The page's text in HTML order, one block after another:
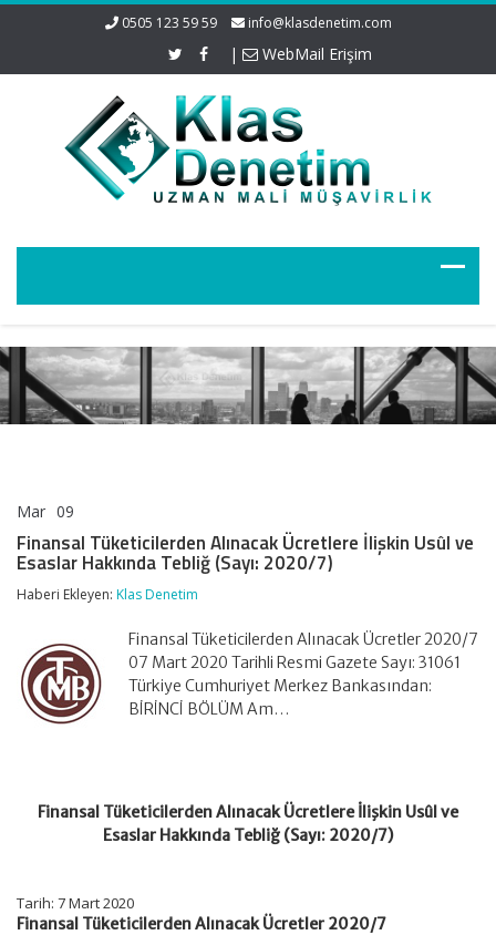
0505 123 59 59 info@klasdenetim.com
| WebMail Erişim
Mar 09
Alınacak
Ücretlere
İlişkin
Usûl
Esaslar
Hakkında
Tebliğ
(Sayı:
2020/7)
Finansal Tüketicilerden Alınacak Ücretlere İlişkin Usûl ve
Esaslar Hakkında Tebliğ (Sayı: 2020/7)
Haberi Ekleyen: Klas Denetim
Finansal Tüketicilerden Alınacak Ücretler 2020/7
07 Mart 2020 Tarihli Resmi Gazete Sayı: 31061
Türkiye Cumhuriyet Merkez Bankasından:
BİRİNCİ BÖLÜM Am…
Finansal Tüketicilerden Alınacak Ücretlere İlişkin Usûl ve
Esaslar Hakkında Tebliğ (Sayı: 2020/7)
Tarih: 7 Mart 2020
Finansal Tüketicilerden Alınacak Ücretler 2020/7